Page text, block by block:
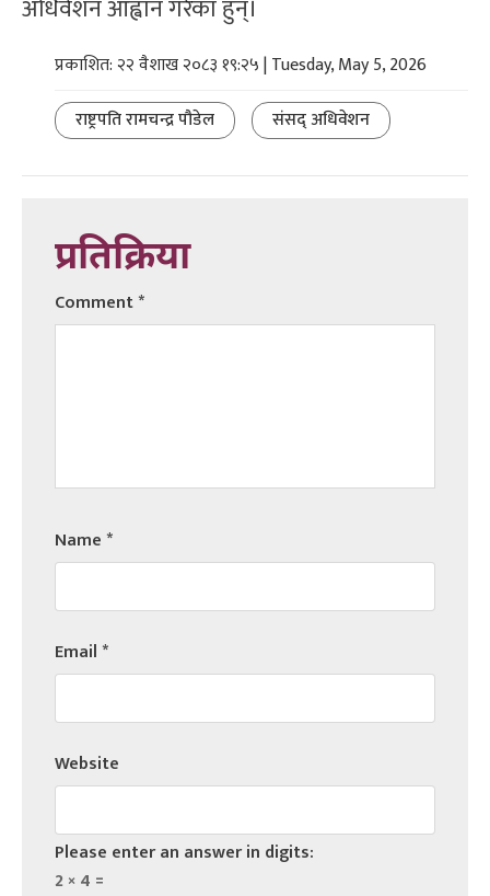
अधिवेशन आह्वान गरेका हुन्।
प्रकाशित: २२ वैशाख २०८३ १९:२५ | Tuesday, May 5, 2026
राष्ट्रपति रामचन्द्र पौडेल
संसद् अधिवेशन
प्रतिक्रिया
Comment*
Name*
Email*
Website
Please enter an answer in digits:
2 × 4 =